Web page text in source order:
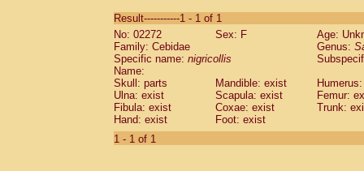
CebidaeSaguinus labiatus(0)
Cebidae Saguinus leucopus (0)
Cebidae
CebidaeSaguinus mystax
Cebidae Saguinus nigricollis (1)
Cebidae Saguinus oedipus
Cebidae Saguinus weddelli
Cebidae Saguinusspp.
Cebidae
Result-----------1 - 1 of 1
No: 02272
Sex: F
Age:
Family: Cebidae
Genus:
Specific name: nigricollis
Name:
Skull: parts
Mandible: exist
Ulna: exist
Scapula: exist
Femur:
Fibula: exist
Coxae: exist
Trunk:
Hand: exist
Foot: exist
1 - 1 of 1